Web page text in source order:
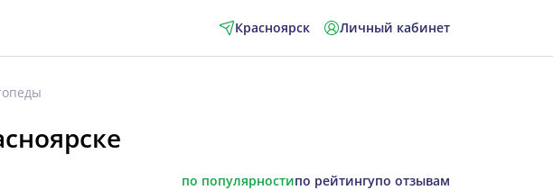
Красноярск Личный кабинет
по популярностипо рейтингупо отзывам